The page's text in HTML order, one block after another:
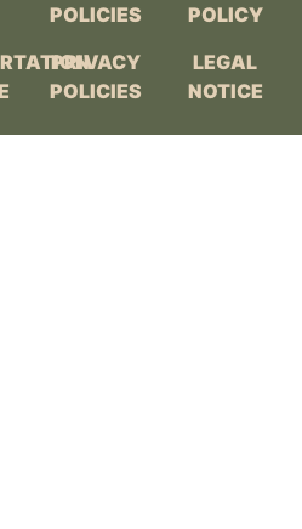
POLICIES
PRIVACY
POLICIES
POLICY
LEGAL
NOTICE